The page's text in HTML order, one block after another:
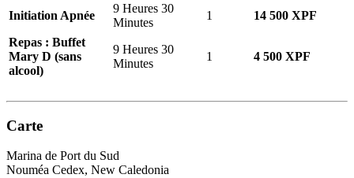
Initiation Apnée
9 Heures 30
Minutes
1
14 500 XPF
Repas : Buffet
Mary D (sans
alcool)
9 Heures 30
Minutes
1 4 500 XPF
Carte
Marina de Port du Sud
Nouméa Cedex, New Caledonia